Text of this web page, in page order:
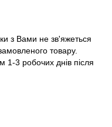
з Вами не зв'яжеться
товару.
1-3 робочих днів після